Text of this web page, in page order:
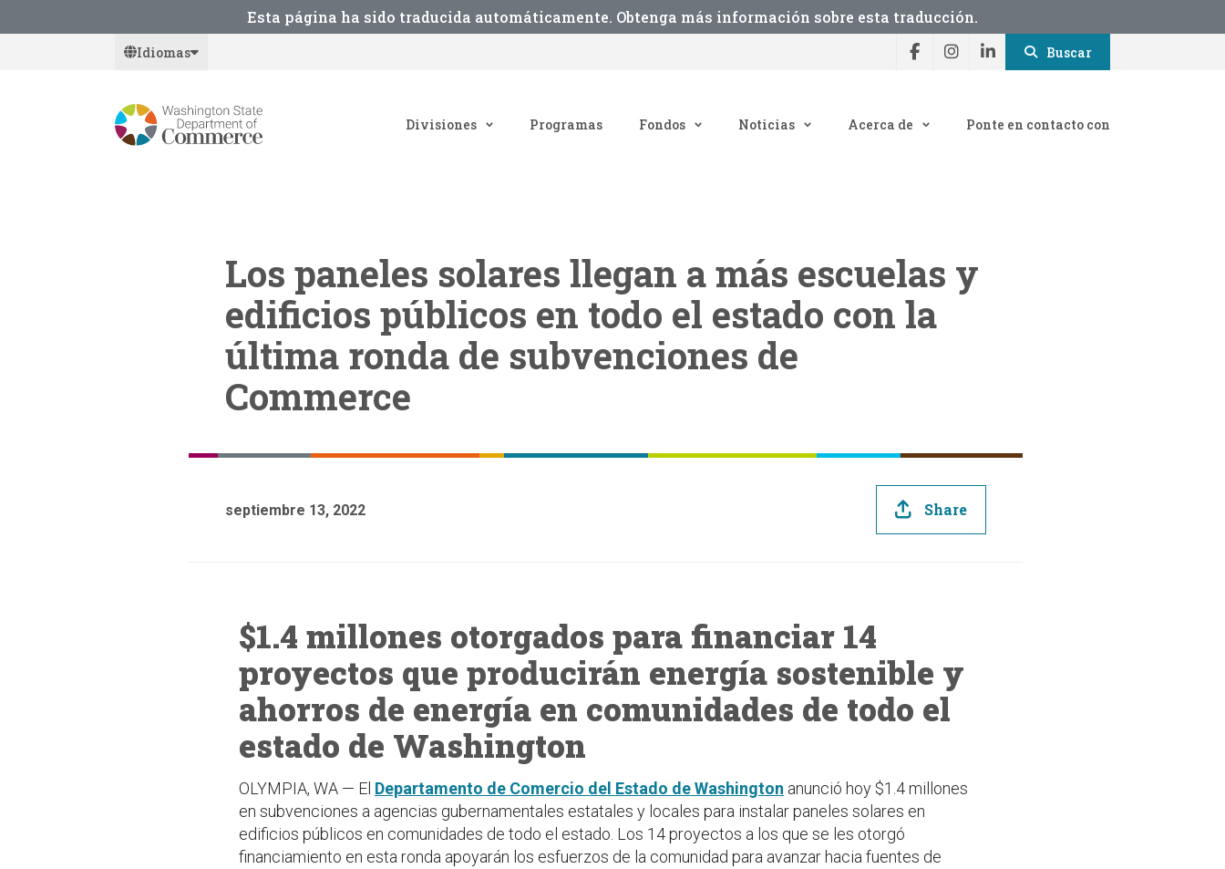
to
Esta página ha sido traducida automáticamente. Obtenga más información sobre esta traducción.
Idiomas Buscar
Divisiones Programas Fondos Noticias Acerca de Ponte en contacto con
Los paneles solares llegan a más escuelas y
edificios públicos en todo el estado con la
última ronda de subvenciones de
Commerce
septiembre 13, 2022 Share
$1.4 millones otorgados para financiar 14
proyectos que producirán energía sostenible y
ahorros de energía en comunidades de todo el
estado de Washington
OLYMPIA, WA — El Departamento de Comercio del Estado de Washington anunció hoy $1.4 millones
en subvenciones a agencias gubernamentales estatales y locales para instalar paneles solares en
edificios públicos en comunidades de todo el estado. Los 14 proyectos a los que se les otorgó
financiamiento en esta ronda apoyarán los esfuerzos de la comunidad para avanzar hacia fuentes de